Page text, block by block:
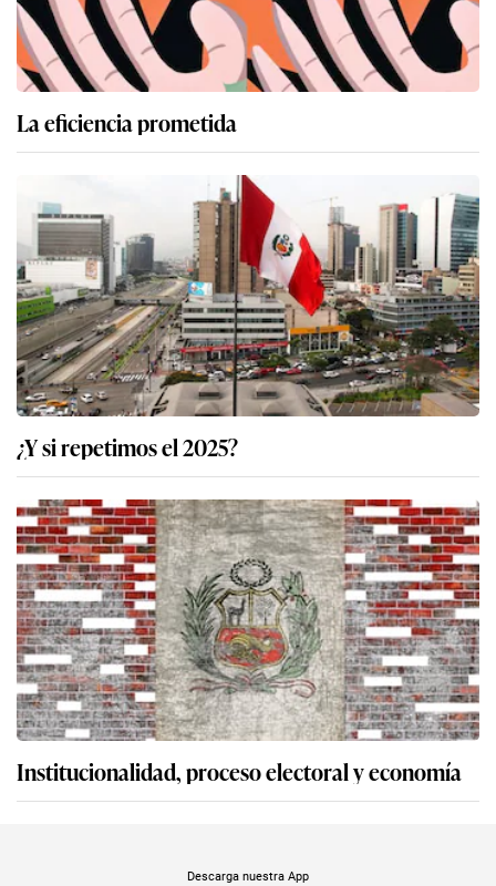
La eficiencia prometida
¿Y si repetimos el 2025?
Institucionalidad, proceso electoral y economía
Descarga nuestra App